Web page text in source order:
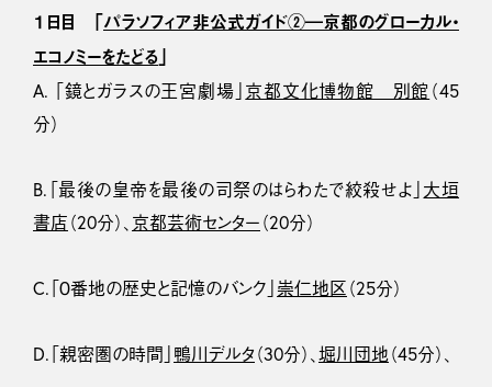
１日目 「パラソフィア非公式ガイド②―京都のグローカル・
エコノミーをたどる
A. 「鏡とガラスの王宮劇場」 京都文化博物館 別館 （45
分）
B.「最後の皇帝を最後の司祭のはらわたで絞殺せよ」 大垣
書店 （20分）、 京都芸術センター （20分）
C.「０番地の歴史と記憶のバンク」 崇仁地区 （25分）
D.「親密圏の時間」 鴨川デルタ （30分）、 堀川団地（45分）、